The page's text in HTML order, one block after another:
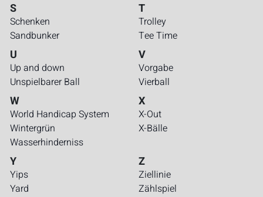
S
Schenken
Sandbunker
T
Trolley
Tee Time
U
Up and down
Unspielbarer Ball
V
Vorgabe
Vierball
W
World Handicap System
Wintergrün
Wasserhinderniss
X
X-Out
X-Bälle
Y
Yips
Yard
Z
Ziellinie
Zählspiel